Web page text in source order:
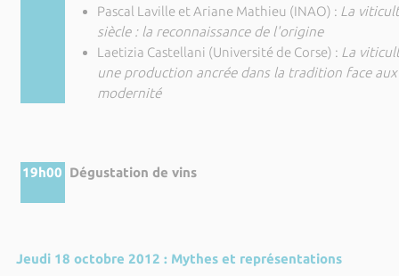
Pascal Laville et Ariane Mathieu (INAO) : La
siècle : la reconnaissance de l'origine
Laetizia Castellani (Université de Corse) : La
une production ancrée dans la tradition face
modernité
19h00 Dégustation de vins
Jeudi 18 octobre 2012 : Mythes et représentations